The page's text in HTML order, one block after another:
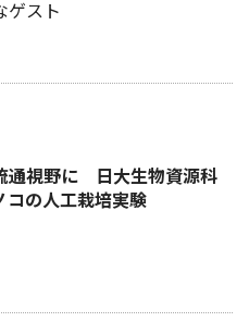
ゲスト
通視野に 日大生物資源科
コの人工栽培実験